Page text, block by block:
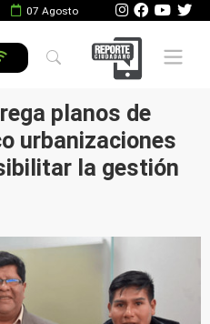
07 Agosto
Mobile
planos de
urbanizaciones
la gestión